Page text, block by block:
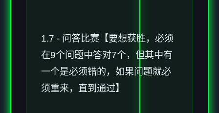
1.7 - 问答比赛【要想获胜，必须
在9个问题中答对7个，但其中有
一个是必须错的，如果问题就必
须重来，直到通过】